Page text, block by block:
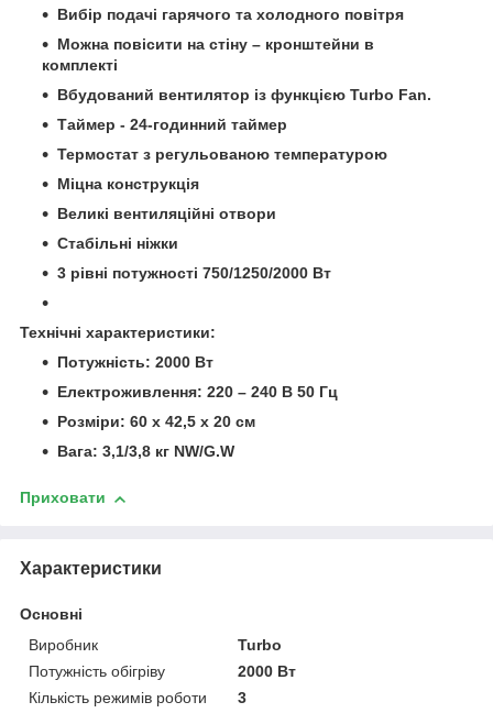
Вибір подачі гарячого та холодного повітря
Можна повісити на стіну – кронштейни в
комплекті
Вбудований вентилятор із функцією Turbo Fan.
Таймер - 24-годинний таймер
Термостат з регульованою температурою
Міцна конструкція
Великі вентиляційні отвори
Стабільні ніжки
3 рівні потужності 750/1250/2000 Вт
Технічні характеристики:
Потужність: 2000 Вт
Електроживлення: 220 – 240 В 50 Гц
Розміри: 60 х 42,5 х 20 см
Вага: 3,1/3,8 кг NW/G.W
Приховати
Характеристики
Основні
Виробник
Turbo
Потужність обігріву
2000 Вт
Кількість режимів роботи
3